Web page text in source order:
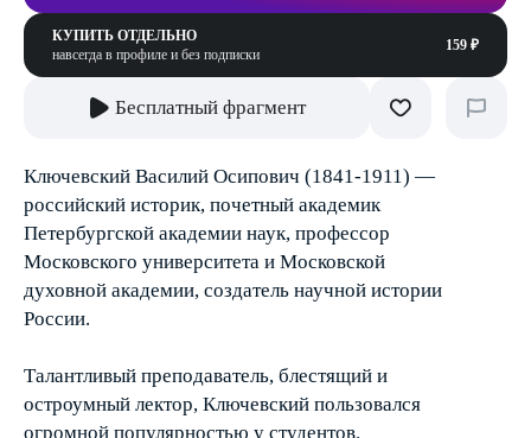
КУПИТЬ ОТДЕЛЬНО
навсегда в профиле и без подписки
159 ₽
Бесплатный фрагмент
Ключевский Василий Осипович (1841-1911) —
российский историк, почетный академик
Петербургской академии наук, профессор
Московского университета и Московской
духовной академии, создатель научной истории
России.
Талантливый преподаватель, блестящий и
остроумный лектор, Ключевский пользовался
огромной популярностью у студентов.